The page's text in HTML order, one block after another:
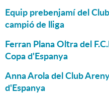
Equip prebenjamí del
campió de lliga
Ferran Plana Oltra del
Copa d'Espanya
Anna Arola del Club
d'Espanya